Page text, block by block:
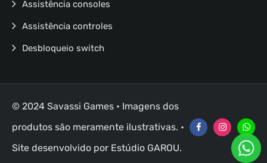
Assistência consoles
Assistência controles
Desbloqueio switch
© 2024 Savassi Games • Imagens dos
produtos são meramente ilustrativas. •
Site desenvolvido por Estúdio GAROU.